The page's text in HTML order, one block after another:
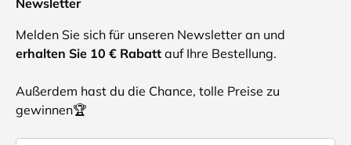
Newsletter
Melden Sie sich für unseren Newsletter an und
erhalten Sie 10 € Rabatt auf Ihre Bestellung.
Außerdem hast du die Chance, tolle Preise zu
gewinnen🏆